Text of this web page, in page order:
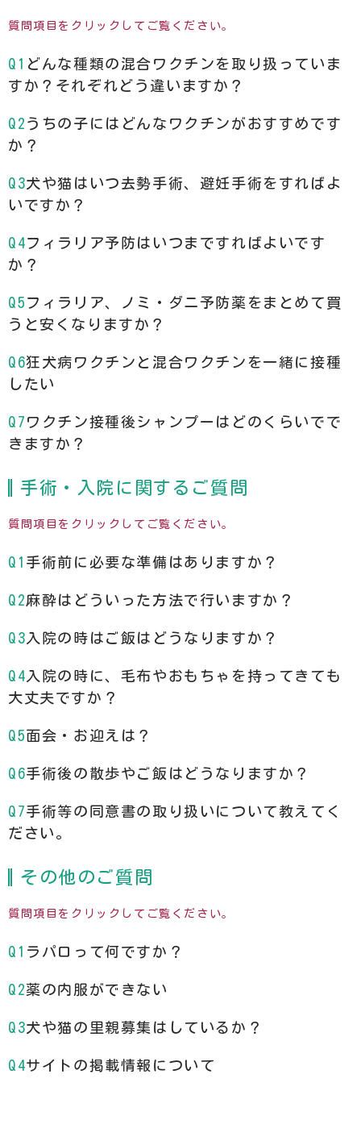
質問項目をクリックしてご覧ください。
どんな種類の混合ワクチンを取り扱っていま
すか？それぞれどう違いますか？
うちの子にはどんなワクチンがおすすめです
か？
犬や猫はいつ去勢手術、避妊手術をすればよ
いですか？
フィラリア予防はいつまですればよいです
か？
フィラリア、ノミ・ダニ予防薬をまとめて買
うと安くなりますか？
狂犬病ワクチンと混合ワクチンを一緒に接種
したい
ワクチン接種後シャンプーはどのくらいでで
きますか？
手術・入院に関するご質問
質問項目をクリックしてご覧ください。
手術前に必要な準備はありますか？
麻酔はどういった方法で行いますか？
入院の時はご飯はどうなりますか？
入院の時に、毛布やおもちゃを持ってきても
大丈夫ですか？
面会・お迎えは？
手術後の散歩やご飯はどうなりますか？
手術等の同意書の取り扱いについて教えてく
ださい。
その他のご質問
質問項目をクリックしてご覧ください。
ラパロって何ですか？
薬の内服ができない
犬や猫の里親募集はしているか？
サイトの掲載情報について